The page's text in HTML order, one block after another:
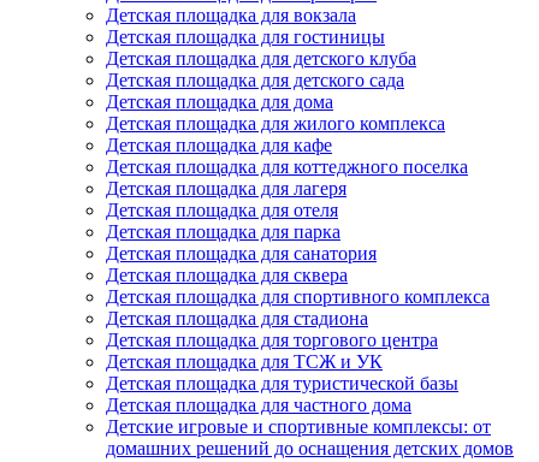
Детская площадка для вокзала
Детская площадка для гостиницы
Детская площадка для детского клуба
Детская площадка для детского сада
Детская площадка для дома
Детская площадка для жилого комплекса
Детская площадка для кафе
Детская площадка для коттеджного поселка
Детская площадка для лагеря
Детская площадка для отеля
Детская площадка для парка
Детская площадка для санатория
Детская площадка для сквера
Детская площадка для спортивного комплекса
Детская площадка для стадиона
Детская площадка для торгового центра
Детская площадка для ТСЖ и УК
Детская площадка для туристической базы
Детская площадка для частного дома
Детские игровые и спортивные комплексы: от
домашних решений до оснащения детских домов